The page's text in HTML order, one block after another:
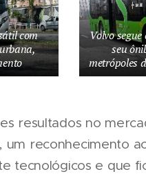
com
Volvo
seu
metrópoles
resultados no
reconhecimento
tecnológicos e que